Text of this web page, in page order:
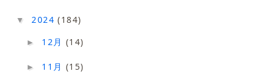
▼2024(184)
► 12月 (14)
► 11月 (15)